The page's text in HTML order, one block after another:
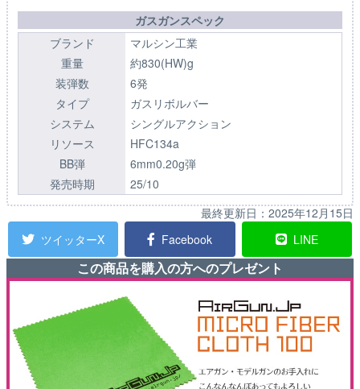
ガスガンスペック
ブランド
マルシン工業
重量
約830(HW)g
装弾数
6発
タイプ
ガスリボルバー
システム
シングルアクション
リソース
HFC134a
BB弾
6mm0.20g弾
発売時期
25/10
最終更新日： 2025年12月15日
ツイッターX
Facebook LINE
この商品を購入の方へのプレゼント